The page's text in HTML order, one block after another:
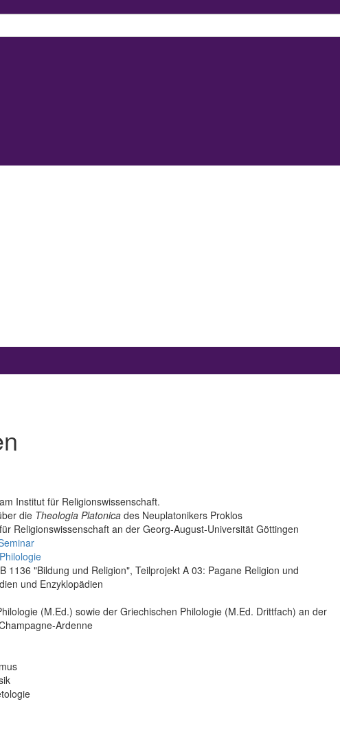
Institut für Religionswissenschaft.
die Theologia Platonica des Neuplatonikers Proklos
Religionswissenschaft an der Georg-August-Universität Göttingen
"Bildung und Religion", Teilprojekt A 03: Pagane Religion und
und Enzyklopädien
(M.Ed.) sowie der Griechischen Philologie (M.Ed. Drittfach) an der
Ardenne